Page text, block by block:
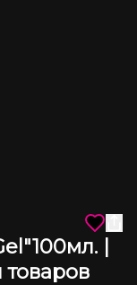
|
товаров